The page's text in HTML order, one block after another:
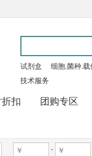
试剂盒 细胞.菌种.载
技术服务
扣 团购专区
-